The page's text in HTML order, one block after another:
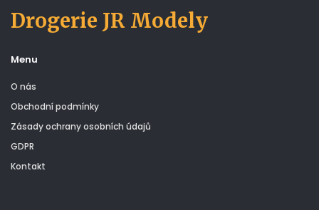
Drogerie JR Modely
Menu
O nás
Obchodní podmínky
Zásady ochrany osobních údajů
GDPR
Kontakt